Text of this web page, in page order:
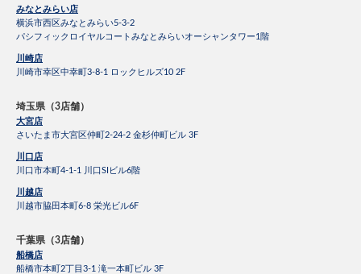
みなとみらい店
横浜市西区みなとみらい5-3-2
パシフィックロイヤルコートみなとみらいオーシャンタワー1階
川崎店
川崎市幸区中幸町3-8-1 ロックヒルズ10 2F
埼玉県（3店舗）
大宮店
さいたま市大宮区仲町2-24-2 金杉仲町ビル 3F
川口店
川口市本町4-1-1 川口SIビル6階
川越店
川越市脇田本町6-8 栄光ビル6F
千葉県（3店舗）
船橋店
船橋市本町2丁目3-1 滝一本町ビル 3F